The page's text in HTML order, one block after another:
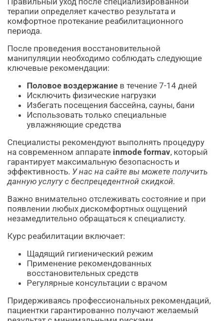
терапии определяет качество результата и
комфортное протекание реабилитационного
периода.
После проведения восстановительной
манипуляции необходимо соблюдать следующие
ключевые рекомендации:
Половое воздержание в течение 7-14 дней
Исключить физические нагрузки
Избегать посещения бассейна, сауны, бани
Использовать только специальные
увлажняющие средства
Специалисты рекомендуют выполнять процедуру
на современном аппарате inmode formav, который
гарантирует максимальную безопасность и
эффективность. У нас на сайте вы можете получить
данную услугу с беспрецедентной скидкой.
Важно внимательно отслеживать состояние и при
появлении любых дискомфортных ощущений
незамедлительно обращаться к специалисту.
Курс реабилитации включает:
Щадящий гигиенический режим
Применение рекомендованных
восстановительных средств
Регулярные консультации с врачом
Придерживаясь профессиональных рекомендаций,
пациентки гарантированно получают желаемый